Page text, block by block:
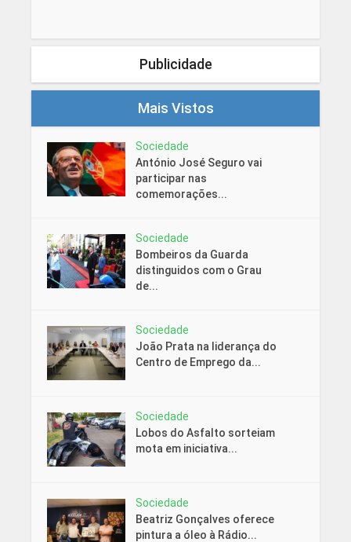
Publicidade
Mais Vistos
Sociedade
António José Seguro vai
participar nas
comemorações...
Sociedade
Bombeiros da Guarda
distinguidos com o Grau
de...
Sociedade
João Prata na liderança do
Centro de Emprego da...
Sociedade
Lobos do Asfalto sorteiam
mota em iniciativa...
Sociedade
Beatriz Gonçalves oferece
pintura a óleo à Rádio...